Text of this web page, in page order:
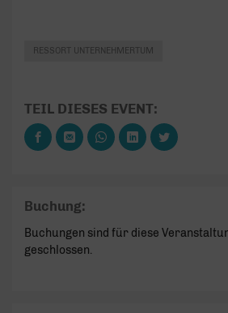
RESSORT UNTERNEHMERTUM
TEIL DIESES EVENT:
Buchung:
Buchungen sind für diese
geschlossen.